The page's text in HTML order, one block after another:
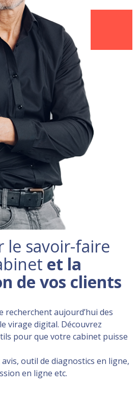
le savoir-faire
et la
de vos clients
recherchent aujourd’hui des
virage digital. Découvrez
pour que votre cabinet puisse
outil de diagnostics en ligne,
en ligne etc.